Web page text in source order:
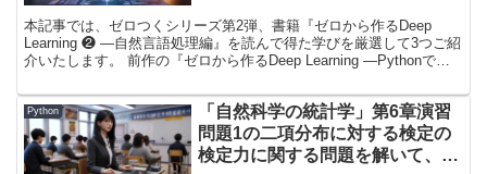
本記事では、ゼロつくシリーズ第2弾、書籍『ゼロから作るDeep
Learning ❷ ―自然言語処理編』を読んで得た学びを厳選して3つご紹
介いたします。 前作の『ゼロから作るDeep Learning ―Pythonで学
らず、非常に分かりやすかったのですが、本作も全くもって期待を裏
切らない完成度で、ニッコニコで自然言語処理の裏側の仕組みについ
て理解を深めることができました。 本書は、もはやブームにもなっ
ている生成AIの根底にある仕組みについて理解を深めたい方や、初心
者機械学習エンジニアの方にお勧めです！
Python
「自然科学の統計学」第6章演習
問題1の二項分布に対する検定の
検定力に関する問題を解いて、